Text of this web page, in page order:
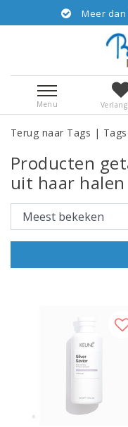
Meer
Menu
Terug naar Tags | Tags
Producten
uit haar halen